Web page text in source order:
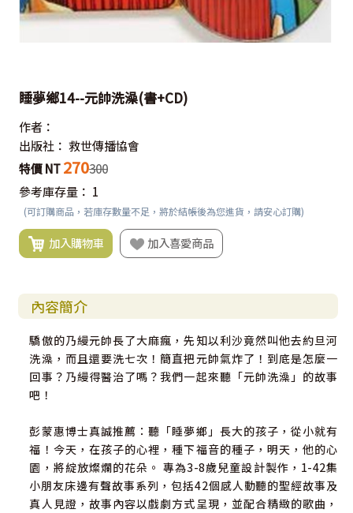
睡夢鄉14--元帥洗澡(書+CD)
作者：
出版社： 救世傳播協會
特價 NT 270300
參考庫存量： 1
(可訂購商品，若庫存數量不足，將於結帳後為您進貨，請安心訂購)
加入購物車 加入喜愛商品
內容簡介
驕傲的乃縵元帥長了大麻瘋，先知以利沙竟然叫他去約旦河
洗澡，而且還要洗七次！簡直把元帥氣炸了！到底是怎麼一
回事？乃縵得醫治了嗎？我們一起來聽「元帥洗澡」的故事
吧！
彭蒙惠博士真誠推薦：聽「睡夢鄉」長大的孩子，從小就有
福！今天，在孩子的心裡，種下福音的種子，明天，他的心
園，將綻放燦爛的花朵。 專為3-8歲兒童設計製作，1-42集
小朋友床邊有聲故事系列，包括42個感人動聽的聖經故事及
真人見證，故事內容以戲劇方式呈現，並配合精緻的歌曲，